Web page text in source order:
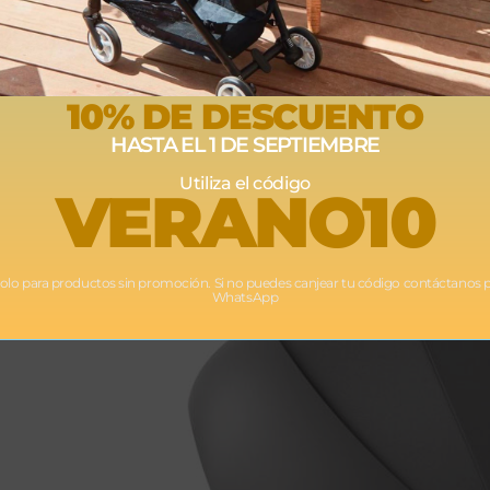
10% DE DESCUENTO
HASTA EL 1 DE SEPTIEMBRE
Utiliza el código
VERANO10
para productos sin promoción. Si no puedes canjear tu código contáctanos
WhatsApp